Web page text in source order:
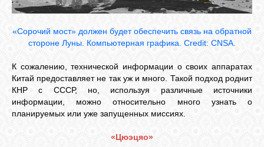
«Сорочий мост» должен будет обеспечить связь на обратной
стороне Луны. Компьютерная графика. Credit: CNSA.
К сожалению, технической информации о своих аппаратах
Китай предоставляет не так уж и много. Такой подход роднит
КНР с СССР, но, используя различные источники
информации, можно относительно много узнать о
планируемых или уже запущенных миссиях.
«Цюэцяо»